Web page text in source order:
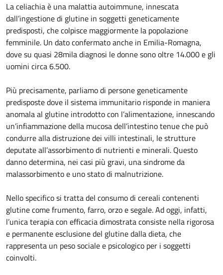
La celiachia è una malattia autoimmune, innescata
dall’ingestione di glutine in soggetti geneticamente
predisposti, che colpisce maggiormente la popolazione
femminile. Un dato confermato anche in Emilia-Romagna,
dove su quasi 28mila diagnosi le donne sono oltre 14.000 e gli
uomini circa 6.500.
Più precisamente, parliamo di persone geneticamente
predisposte dove il sistema immunitario risponde in maniera
anomala al glutine introdotto con l’alimentazione, innescando
un’infiammazione della mucosa dell’intestino tenue che può
condurre alla distruzione dei villi intestinali, le strutture
deputate all’assorbimento di nutrienti e minerali. Questo
danno determina, nei casi più gravi, una sindrome da
malassorbimento e uno stato di malnutrizione.
Nello specifico si tratta del consumo di cereali contenenti
glutine come frumento, farro, orzo e segale. Ad oggi, infatti,
l’unica terapia con efficacia dimostrata consiste nella rigorosa
e permanente esclusione del glutine dalla dieta, che
rappresenta un peso sociale e psicologico per i soggetti
coinvolti.